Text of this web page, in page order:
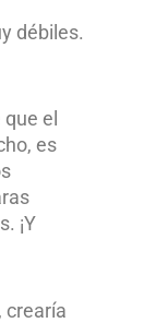
débiles.
el
es
¡Y
crearía